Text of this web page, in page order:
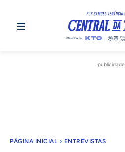
publicidade
PÁGINA INICIAL ENTREVISTAS